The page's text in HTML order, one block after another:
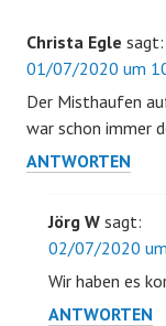
Christa Egle sagt:
01/07/2020 um
Der Misthaufen
war schon immer
ANTWORTEN
Jörg W sagt:
02/07/2020
Wir haben es
ANTWORTEN